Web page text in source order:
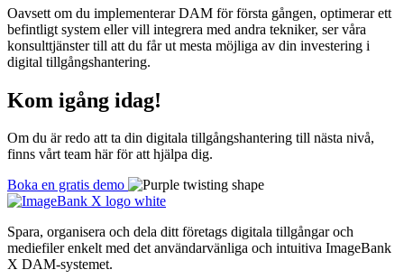
Oavsett om du implementerar DAM för första gången, optimerar ett
befintligt system eller vill integrera med andra tekniker, ser våra
konsulttjänster till att du får ut mesta möjliga av din investering i
digital tillgångshantering.
Kom igång idag!
Om du är redo att ta din digitala tillgångshantering till nästa nivå,
finns vårt team här för att hjälpa dig.
Boka en gratis demo
Spara, organisera och dela ditt företags digitala tillgångar och
mediefiler enkelt med det användarvänliga och intuitiva ImageBank
X DAM-systemet.